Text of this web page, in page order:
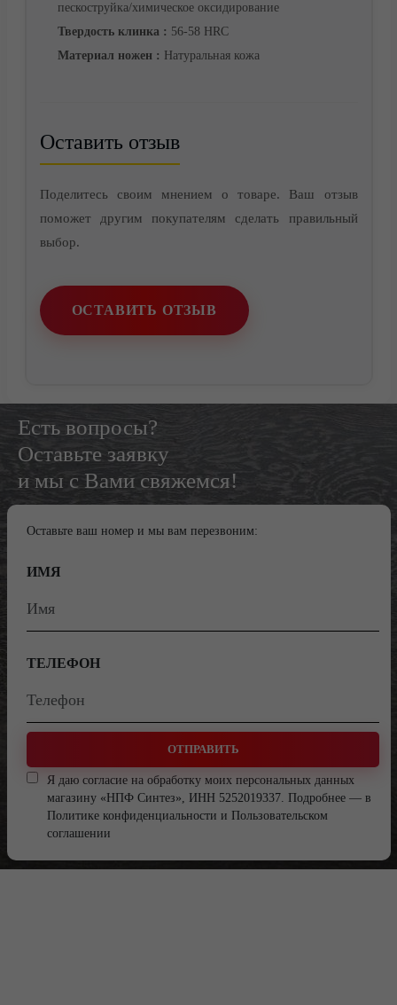
Контакты
пескоструйка/химическое оксидирование
Твердость клинка : 56-58 HRC
Материал ножен : Натуральная кожа
Оставить отзыв
Поделитесь своим мнением о товаре. Ваш отзыв
поможет другим покупателям сделать правильный
выбор.
ОСТАВИТЬ ОТЗЫВ
Есть вопросы?
Оставьте заявку
и мы с Вами свяжемся!
Оставьте ваш номер и мы вам перезвоним:
ИМЯ
ТЕЛЕФОН
ОТПРАВИТЬ
Я даю согласие на обработку моих персональных данных
магазину «НПФ Синтез», ИНН 5252019337. Подробнее — в
Политике конфиденциальности и Пользовательском
соглашении